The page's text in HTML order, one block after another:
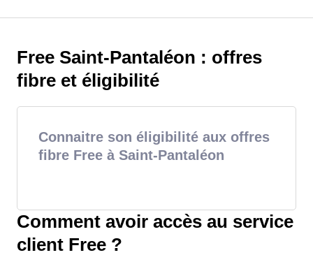
Free Saint-Pantaléon : offres
fibre et éligibilité
Connaitre son éligibilité aux offres
fibre Free à Saint-Pantaléon
Comment avoir accès au service
client Free ?